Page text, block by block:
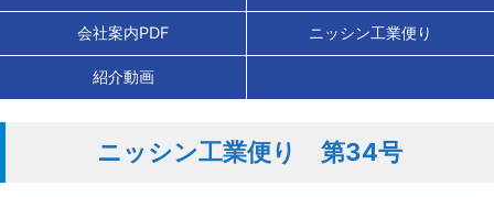
会社案内PDF ニッシン工業便り
紹介動画
ニッシン工業便り 第34号